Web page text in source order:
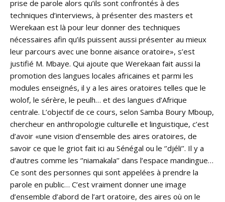
prise de parole alors qu’ils sont confrontés à des
techniques d’interviews, à présenter des masters et
Werekaan est là pour leur donner des techniques
nécessaires afin qu’ils puissent aussi présenter au mieux
leur parcours avec une bonne aisance oratoire», s’est
justifié M. Mbaye. Qui ajoute que Werekaan fait aussi la
promotion des langues locales africaines et parmi les
modules enseignés, il y a les aires oratoires telles que le
wolof, le sérère, le peulh… et des langues d’Afrique
centrale. L’objectif de ce cours, selon Samba Boury Mboup,
chercheur en anthropologie culturelle et linguistique, c’est
d’avoir «une vision d’ensemble des aires oratoires, de
savoir ce que le griot fait ici au Sénégal ou le ‘’djéli’’. Il y a
d’autres comme les ‘’niamakala’’ dans l’espace mandingue…
Ce sont des personnes qui sont appelées à prendre la
parole en public… C’est vraiment donner une image
d’ensemble d’abord de l’art oratoire, des aires où on le